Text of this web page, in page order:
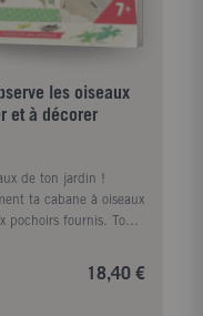
les oiseaux
et à décorer
de ton jardin !
ta cabane à oiseaux
pochoirs fournis. Ton
d'idées d'activités
18,40 €